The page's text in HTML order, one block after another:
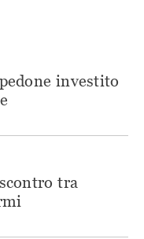
investito
tra